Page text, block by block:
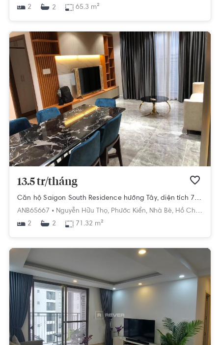
2
2 65.3 m²
13.5 tr/tháng
Căn hộ Saigon South Residence hướng Tây, diện tích 71.32m²
ANB65667 • Nguyễn Hữu Thọ, Phước Kiển, Nhà Bè, Hồ Chí Minh
2
2 71.32 m²